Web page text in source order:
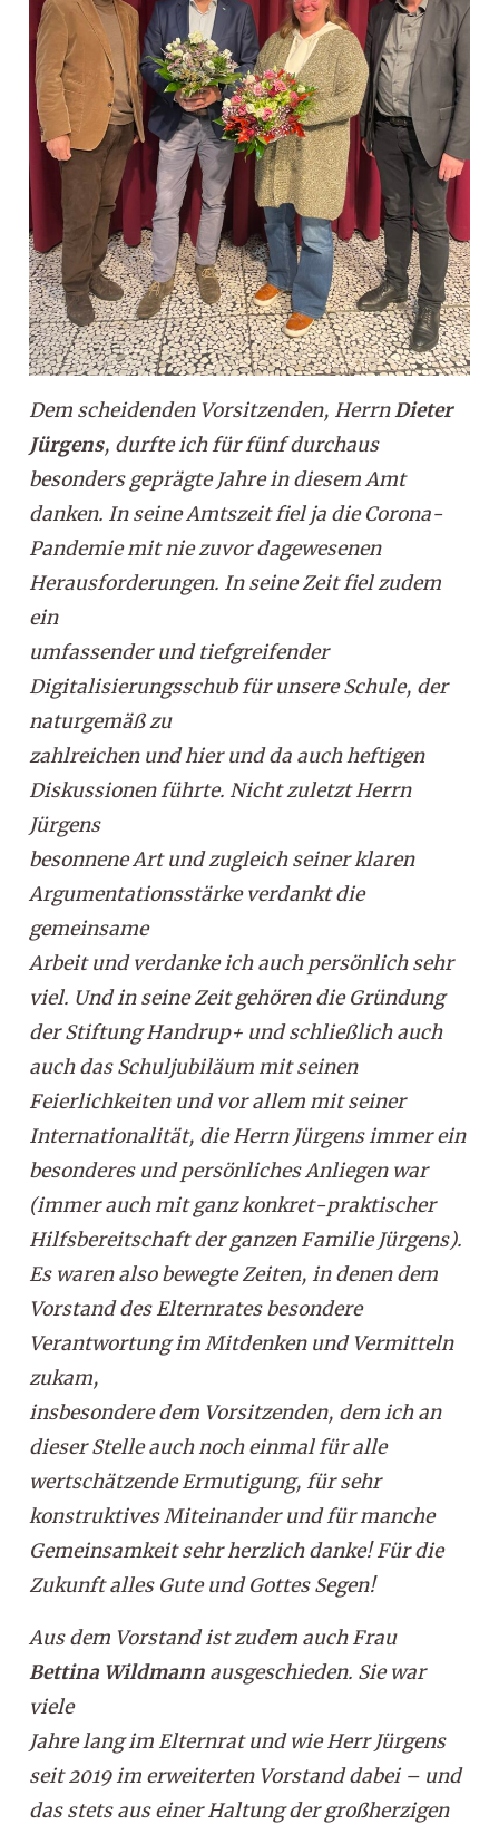
Dem scheidenden Vorsitzenden, HerrnDieter
Jürgens, durfte ich für fünf durchaus
besonders geprägte Jahre in diesem Amt
danken. In seine Amtszeit fiel ja die Corona-
Pandemie mit nie zuvor dagewesenen
Herausforderungen. In seine Zeit fiel zudem
ein
umfassender und tiefgreifender
Digitalisierungsschub für unsere Schule, der
naturgemäß zu
zahlreichen und hier und da auch heftigen
Diskussionen führte. Nicht zuletzt Herrn
Jürgens
besonnene Art und zugleich seiner klaren
Argumentationsstärke verdankt die
gemeinsame
Arbeit und verdanke ich auch persönlich sehr
viel. Und in seine Zeit gehören die Gründung
der Stiftung Handrup+ und schließlich auch
auch das Schuljubiläum mit seinen
Feierlichkeiten und vor allem mit seiner
Internationalität, die Herrn Jürgens immer ein
besonderes und persönliches Anliegen war
(immer auch mit ganz konkret-praktischer
Hilfsbereitschaft der ganzen Familie Jürgens).
Es waren also bewegte Zeiten, in denen dem
Vorstand des Elternrates besondere
Verantwortung im Mitdenken und Vermitteln
zukam,
insbesondere dem Vorsitzenden, dem ich an
dieser Stelle auch noch einmal für alle
wertschätzende Ermutigung, für sehr
konstruktives Miteinander und für manche
Gemeinsamkeit sehr herzlich danke! Für die
Zukunft alles Gute und Gottes Segen!
Aus dem Vorstand ist zudem auch Frau
Bettina Wildmann ausgeschieden. Sie war
viele
Jahre lang im Elternrat und wie Herr Jürgens
seit 2019 im erweiterten Vorstand dabei – und
das stets aus einer Haltung der großherzigen